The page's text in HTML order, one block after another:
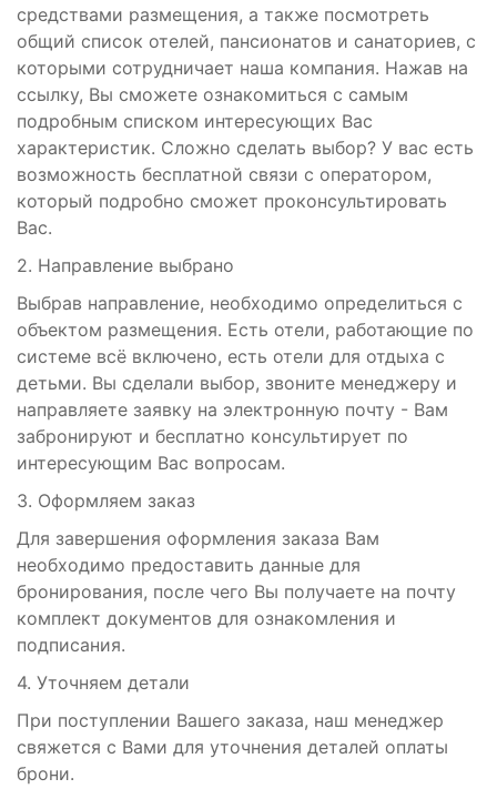
средствами размещения, а также посмотреть
общий список отелей, пансионатов и санаториев, с
которыми сотрудничает наша компания. Нажав на
ссылку, Вы сможете ознакомиться с самым
подробным списком интересующих Вас
характеристик. Сложно сделать выбор? У вас есть
возможность бесплатной связи с оператором,
который подробно сможет проконсультировать
Вас.
2. Направление выбрано
Выбрав направление, необходимо определиться с
объектом размещения. Есть отели, работающие по
системе всё включено, есть отели для отдыха с
детьми. Вы сделали выбор, звоните менеджеру и
направляете заявку на электронную почту - Вам
забронируют и бесплатно консультирует по
интересующим Вас вопросам.
3. Оформляем заказ
Для завершения оформления заказа Вам
необходимо предоставить данные для
бронирования, после чего Вы получаете на почту
комплект документов для ознакомления и
подписания.
4. Уточняем детали
При поступлении Вашего заказа, наш менеджер
свяжется с Вами для уточнения деталей оплаты
брони.